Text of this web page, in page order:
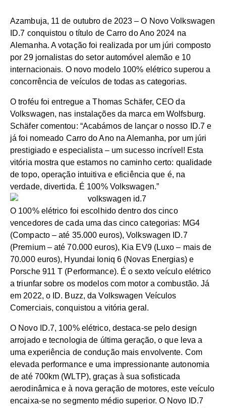
Azambuja, 11 de outubro de 2023 – O Novo Volkswagen
ID.7 conquistou o título de Carro do Ano 2024 na
Alemanha. A votação foi realizada por um júri composto
por 29 jornalistas do setor automóvel alemão e 10
internacionais. O novo modelo 100% elétrico superou a
concorrência de veículos de todas as categorias.
O troféu foi entregue a Thomas Schäfer, CEO da
Volkswagen, nas instalações da marca em Wolfsburg.
Schäfer comentou: “Acabámos de lançar o nosso ID.7 e
já foi nomeado Carro do Ano na Alemanha, por um júri
prestigiado e especialista – um sucesso incrível! Esta
vitória mostra que estamos no caminho certo: qualidade
de topo, operação intuitiva e eficiência que é, na
verdade, divertida. É 100% Volkswagen.”
O 100% elétrico foi escolhido dentro dos cinco
vencedores de cada uma das cinco categorias: MG4
(Compacto – até 35.000 euros), Volkswagen ID.7
(Premium – até 70.000 euros), Kia EV9 (Luxo – mais de
70.000 euros), Hyundai Ioniq 6 (Novas Energias) e
Porsche 911 T (Performance). É o sexto veículo elétrico
a triunfar sobre os modelos com motor a combustão. Já
em 2022, o ID. Buzz, da Volkswagen Veículos
Comerciais, conquistou a vitória geral.
O Novo ID.7, 100% elétrico, destaca-se pelo design
arrojado e tecnologia de última geração, o que leva a
uma experiência de condução mais envolvente. Com
elevada performance e uma impressionante autonomia
de até 700km (WLTP), graças à sua sofisticada
aerodinâmica e à nova geração de motores, este veículo
encaixa-se no segmento médio superior. O Novo ID.7